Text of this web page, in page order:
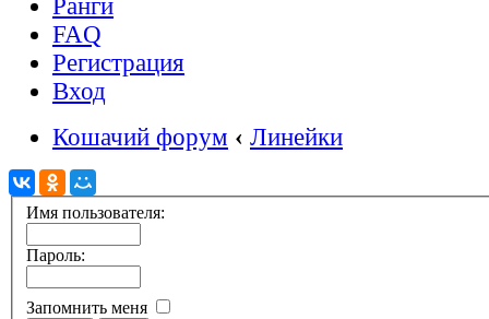
Ранги
FAQ
Регистрация
Вход
Кошачий форум ‹ Линейки
Имя пользователя:
Пароль:
Запомнить меня